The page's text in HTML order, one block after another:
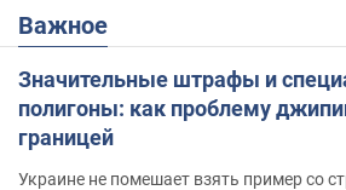
Важное
Значительные штрафы и
полигоны: как проблему
границей
Украине не помешает взять пример со